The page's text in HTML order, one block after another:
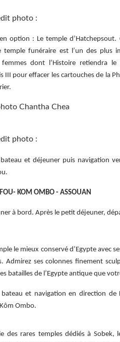
photo :
option : Le temple
temple funéraire est l’un des plus
femmes dont l’Histoire retiendra
III pour effacer les cartouches de la
photo :
et déjeuner puis navigation
KOM OMBO - ASSOUAN
à bord. Après le petit déjeuner,
le mieux conservé d’Egypte avec
Admirez ses colonnes finement
batailles de l’Egypte antique que
bateau et navigation en direction de
Ombo.
des rares temples dédiés à Sobek,